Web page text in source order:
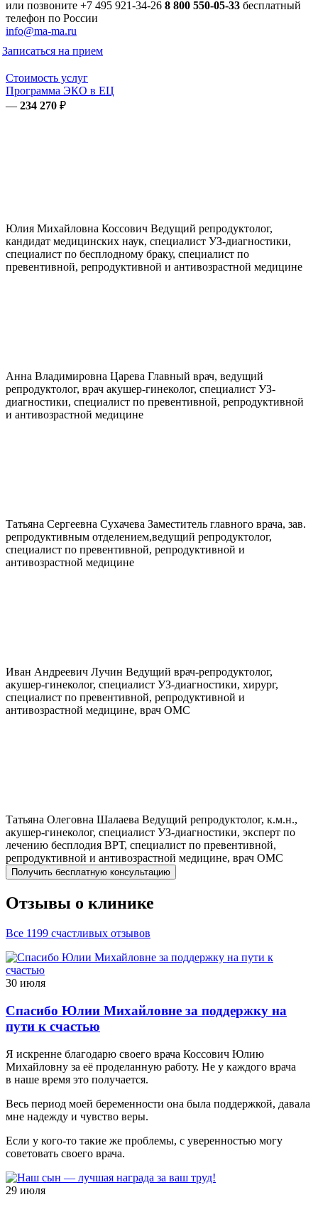
или позвоните +7 495 921-34-26 8 800 550-05-33 бесплатный
телефон по России
info@ma-ma.ru
Записаться на прием
Стоимость услуг
Программа ЭКО в ЕЦ
— 234 270 ₽
Юлия Михайловна Коссович Ведущий репродуктолог,
кандидат медицинских наук, специалист УЗ-диагностики,
специалист по бесплодному браку, специалист по
превентивной, репродуктивной и антивозрастной медицине
Анна Владимировна Царева Главный врач, ведущий
репродуктолог, врач акушер-гинеколог, специалист УЗ-
диагностики, специалист по превентивной, репродуктивной
и антивозрастной медицине
Татьяна Сергеевна Сухачева Заместитель главного врача, зав.
репродуктивным отделением,ведущий репродуктолог,
специалист по превентивной, репродуктивной и
антивозрастной медицине
Иван Андреевич Лучин Ведущий врач-репродуктолог,
акушер-гинеколог, специалист УЗ-диагностики, хирург,
специалист по превентивной, репродуктивной и
антивозрастной медицине, врач ОМС
Татьяна Олеговна Шалаева Ведущий репродуктолог, к.м.н.,
акушер-гинеколог, специалист УЗ-диагностики, эксперт по
лечению бесплодия ВРТ, специалист по превентивной,
репродуктивной и антивозрастной медицине, врач ОМС
Получить бесплатную консультацию
Отзывы о клинике
Все 1199 счастливых отзывов
30 июля
Спасибо Юлии Михайловне за поддержку на
пути к счастью
Я искренне благодарю своего врача Коссович Юлию
Михайловну за её проделанную работу. Не у каждого врача
в наше время это получается.
Весь период моей беременности она была поддержкой, давала
мне надежду и чувство веры.
Если у кого-то такие же проблемы, с уверенностью могу
советовать своего врача.
29 июля